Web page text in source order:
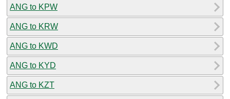
ANG to KPW
ANG to KRW
ANG to KWD
ANG to KYD
ANG to KZT